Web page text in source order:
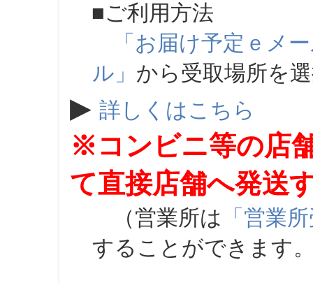
■ご利用方法
「お届け予定ｅメ
ル」 から受取場所を
▶ 詳しくはこちら
※コンビニ等の店
て直接店舗へ発送
（営業所は 「営業
することができます